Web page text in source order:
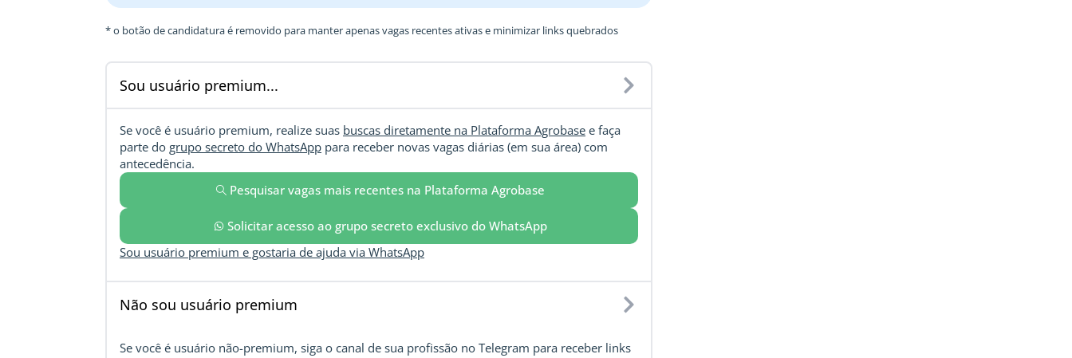
* o botão de candidatura é removido para manter apenas vagas recentes ativas e minimizar links quebrados
Sou usuário premium...
Se você é usuário premium, realize suas buscas diretamente na Plataforma Agrobase e faça
parte do grupo secreto do WhatsApp para receber novas vagas diárias (em sua área) com
antecedência.
Pesquisar vagas mais recentes na Plataforma Agrobase
Solicitar acesso ao grupo secreto exclusivo do WhatsApp
Sou usuário premium e gostaria de ajuda via WhatsApp
Não sou usuário premium
Se você é usuário não-premium, siga o canal de sua profissão no Telegram para receber links